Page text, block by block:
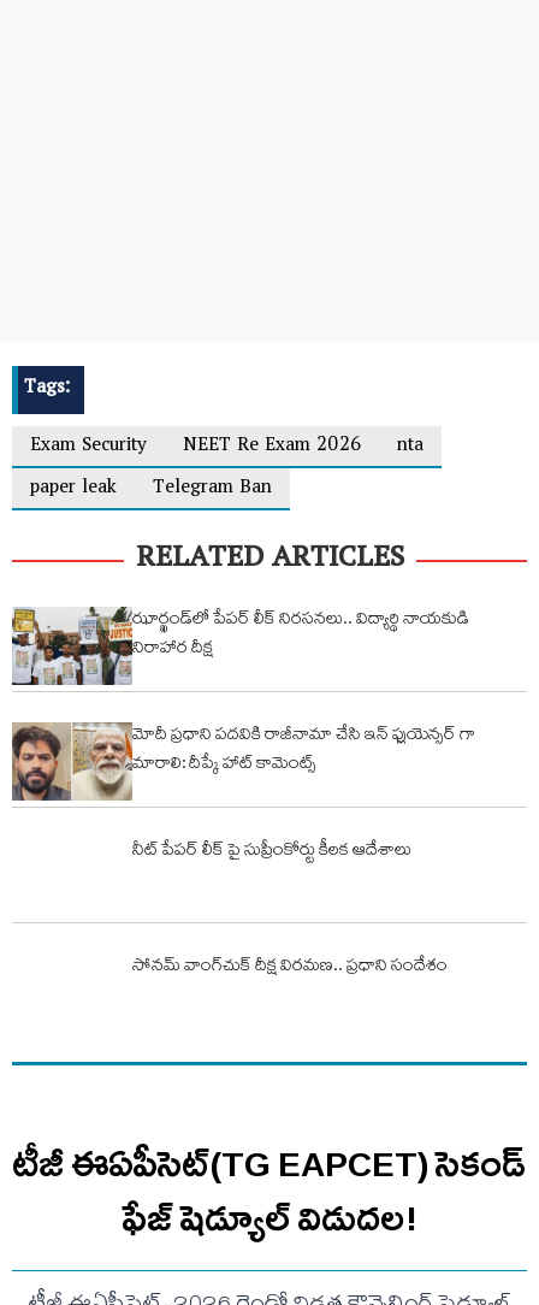
Tags:
Exam Security
NEET Re Exam 2026
nta
paper leak
Telegram Ban
RELATED ARTICLES
ఝార్ఖండ్‌లో పేపర్ లీక్‌ నిరసనలు.. విద్యార్థి నాయకుడి
నిరాహార దీక్ష
మోదీ ప్రధాని పదవికి రాజీనామా చేసి ఇన్ ఫ్లుయెన్సర్ గా
మారాలి: దీప్కే హాట్ కామెంట్స్
నీట్ పేపర్ లీక్ పై సుప్రీంకోర్టు కీలక ఆదేశాలు
సోనమ్‌ వాంగ్‌చుక్‌ దీక్ష విరమణ.. ప్రధాని సందేశం
టీజీ ఈఏపీసెట్(TG EAPCET) సెకండ్
ఫేజ్ షెడ్యూల్ విడుదల!